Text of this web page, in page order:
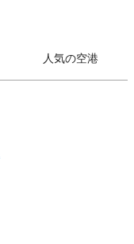
人気の空港